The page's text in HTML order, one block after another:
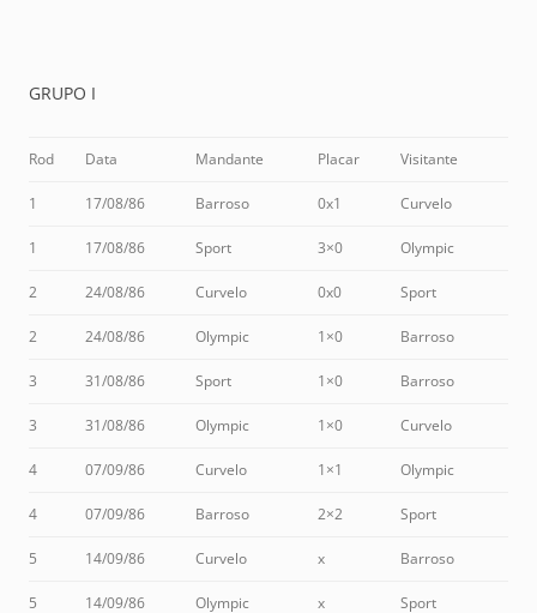
GRUPO I
Rod Data Mandante Placar Visitante
1 17/08/86 Barroso 0x1 Curvelo
1 17/08/86 Sport 3×0 Olympic
2 24/08/86 Curvelo 0x0 Sport
2 24/08/86 Olympic 1×0 Barroso
3 31/08/86 Sport 1×0 Barroso
3 31/08/86 Olympic 1×0 Curvelo
4 07/09/86 Curvelo 1×1 Olympic
4 07/09/86 Barroso 2×2 Sport
5 14/09/86 Curvelo x Barroso
5 14/09/86 Olympic x Sport